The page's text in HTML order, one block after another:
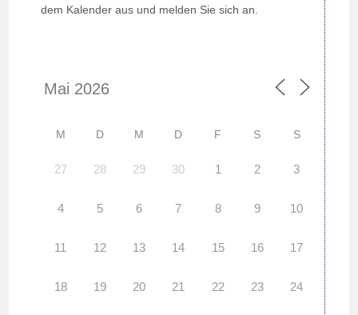
dem Kalender aus und melden Sie sich an.
M D M D F S S
27 28 29 30 1 2 3
4 5 6 7 8 9 10
11 12 13 14 15 16 17
18 19 20 21 22 23 24